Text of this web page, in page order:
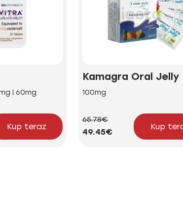
| 60mg
Kup teraz
Kamagra Oral Jelly
100mg
65.78€
49.45€
Kup